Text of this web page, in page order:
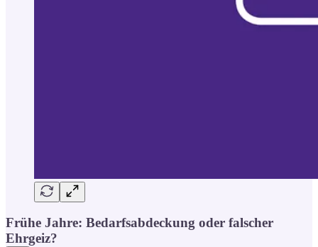
Frühe Jahre: Bedarfsabdeckung oder falscher
Ehrgeiz?